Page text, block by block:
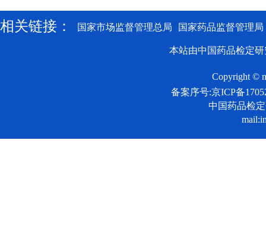
相关链接： 国家市场监督管理总局 国家药品监督管理局
本站由中国药品检定
Copyright ©
备案序号:京ICP备
中国药品检